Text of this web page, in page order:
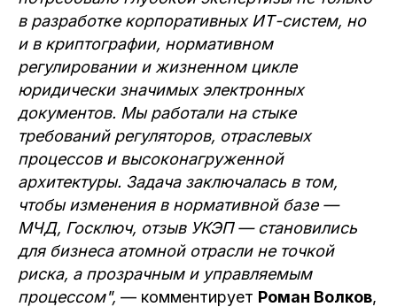
в разработке корпоративных ИТ-систем, но
и в криптографии, нормативном
регулировании и жизненном цикле
юридически значимых электронных
документов. Мы работали на стыке
требований регуляторов, отраслевых
процессов и высоконагруженной
архитектуры. Задача заключалась в том,
чтобы изменения в нормативной базе —
МЧД, Госключ, отзыв УКЭП — становились
для бизнеса атомной отрасли не точкой
риска, а прозрачным и управляемым
процессом", — комментирует Роман Волков,